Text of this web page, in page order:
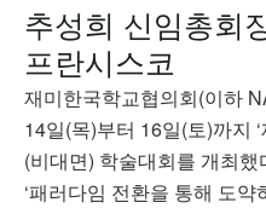
추성희 신임총회
프란시스코
재미한국학교협의회(이하
14일(목)부터 16일(토)까지
(비대면) 학술대회를 개최했
‘패러다임 전환을 통해 도